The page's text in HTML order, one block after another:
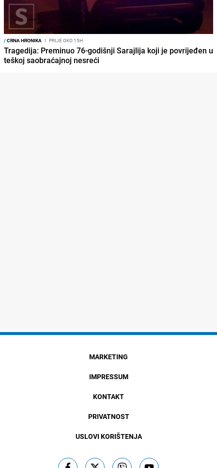
/CRNA HRONIKA I PRIJE OKO 15H
Tragedija: Preminuo 76-godišnji Sarajlija koji je povrijeđen u
teškoj saobraćajnoj nesreći
MARKETING
IMPRESSUM
KONTAKT
PRIVATNOST
USLOVI KORIŠTENJA